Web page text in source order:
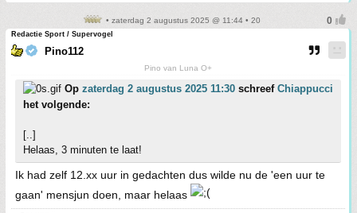
• zaterdag 2 augustus 2025 @ 11:44 • 20
Redactie Sport / Supervogel
Pino112
Pino van Luna O+
Op zaterdag 2 augustus 2025 11:30 schreef Chiappucci
het volgende:
[..]
Helaas, 3 minuten te laat!
Ik had zelf 12.xx uur in gedachten dus wilde nu de 'een uur te
gaan' mensjun doen, maar helaas